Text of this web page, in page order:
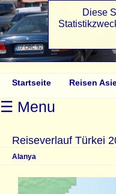
Startseite Reisen
☰ Menu
Reiseverlauf Türkei
Alanya
Diese